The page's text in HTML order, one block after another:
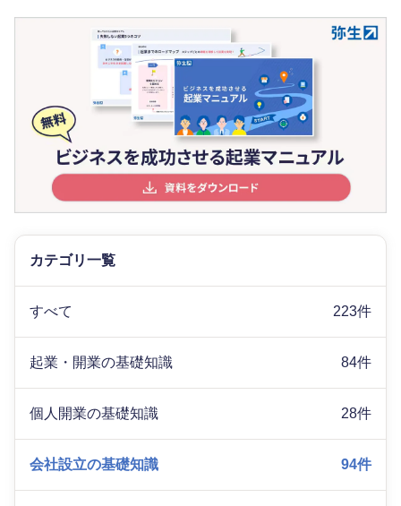
カテゴリ一覧
すべて 223件
起業・開業の基礎知識 84件
個人開業の基礎知識 28件
会社設立の基礎知識 94件